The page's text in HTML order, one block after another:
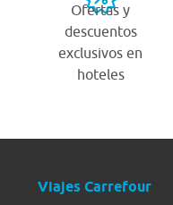
Ofertas y
descuentos
exclusivos en
hoteles
Viajes Carrefour